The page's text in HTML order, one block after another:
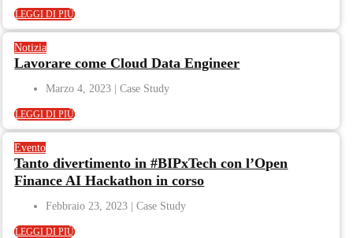
LEGGI DI PIÙ
Notizia
Lavorare come Cloud Data Engineer
Marzo 4, 2023
LEGGI DI PIÙ
Evento
Tanto divertimento in #BIPxTech con l’Open
Finance AI Hackathon in corso
Febbraio 23, 2023
LEGGI DI PIÙ